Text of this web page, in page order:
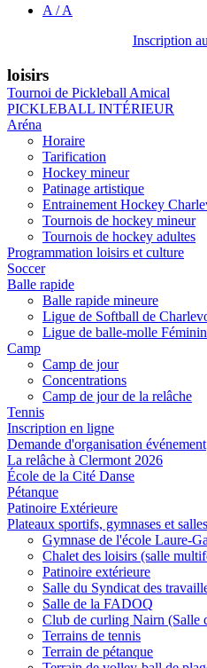
A /A
Inscription
loisirs
Tournoi de Pickleball Amical
PICKLEBALL INTÉRIEUR
Aréna
Horaire
Tarification
Hockey mineur
Patinage artistique
Entrainement Hockey
Tournois de hockey mineur
Tournois de hockey adultes
Programmation loisirs et culture
Soccer
Balle rapide
Balle rapide mineure
Ligue de Softball de
Ligue de balle-molle
Camp
Camp de jour
Concentrations
Camp de jour de la relâche
Tennis
Inscription en ligne
Demande d'organisation événement
La relâche à Clermont 2026
École de la Cité Danse
Pétanque
Patinoire Extérieure
Plateaux sportifs, gymnases et salles
Gymnase de l'école Laure-
Chalet des loisirs (salle
Patinoire extérieure
Salle du Syndicat des
Salle de la FADOQ
Club de curling Nairn (Salle
Terrains de tennis
Terrain de pétanque